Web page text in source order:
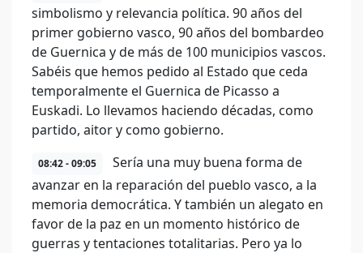
simbolismo y relevancia política. 90 años del
primer gobierno vasco, 90 años del bombardeo
de Guernica y de más de 100 municipios vascos.
Sabéis que hemos pedido al Estado que ceda
temporalmente el Guernica de Picasso a
Euskadi. Lo llevamos haciendo décadas, como
partido, aitor y como gobierno.
08:42 - 09:05
Sería una muy buena forma de
avanzar en la reparación del pueblo vasco, a la
memoria democrática. Y también un alegato en
favor de la paz en un momento histórico de
guerras y tentaciones totalitarias. Pero ya lo